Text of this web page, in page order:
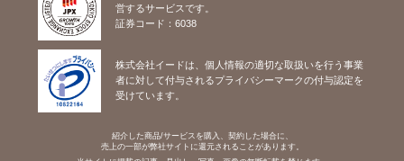
営するサービスです。
証券コード：6038
株式会社イードは、個人情報の適切な取扱いを行う事業
者に対して付与されるプライバシーマークの付与認定を
受けています。
紹介した商品/サービスを購入、契約した場合に、
売上の一部が弊社サイトに還元されることがあります。